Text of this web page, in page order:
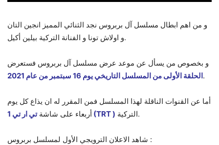
و من اهم ابطال مسلسل آل بربروس نجد الثنائي المميز انجين التان
و اولاش تونا و الفنانة التركية بيلين أكيل.
و بخصوص من يسأل عن موعد عرض مسلسل آل بربروس فستعرض
الحلقة الأولى من المسلسل التاريخي يوم 16 سبتمبر من عام 2021 .
أما عن القنوات الناقلة لهذا المسلسل فمن المقرر له ان يذاع كل يوم
أربعاء على شاشة تي ار تي 1 (TRT ) التركية.
شاهد الاعلان الترويجي الأول لمسلسل بربروس :